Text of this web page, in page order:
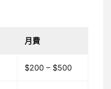
月費
$200 – $500